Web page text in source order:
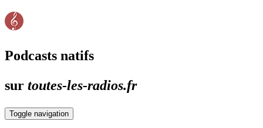
Podcasts natifs
sur toutes-les-radios.fr
Toggle navigation